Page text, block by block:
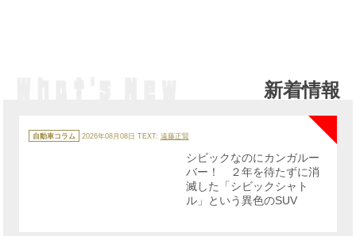
新着情報
テ
ゴ
自動車コラム 2026年08月08日 TEXT: 遠藤正賢
NEW
シビックなのにカンガルー
バー！ ２年を待たずに消
滅した「シビックシャト
ル」という異色のSUV